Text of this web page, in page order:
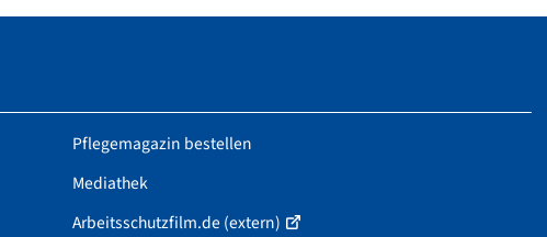
Pflegemagazin bestellen
Mediathek
Arbeitsschutzfilm.de (extern)